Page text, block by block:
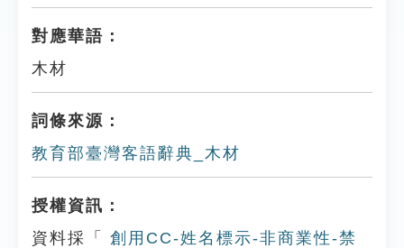
對應華語：
木材
詞條來源：
教育部臺灣客語辭典_木材
授權資訊：
資料採「
創用CC-姓名標示-非商業性-禁